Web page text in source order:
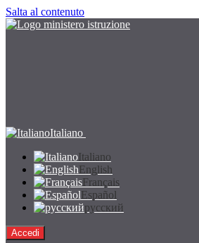
Salta al contenuto
Italiano
Italiano
English
Français
Español
русский
Accedi